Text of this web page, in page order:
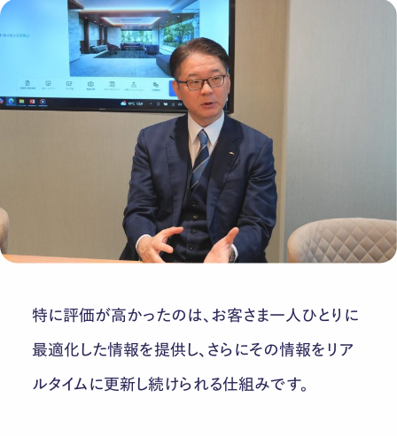
特に評価が高かったのは、お客さま一人ひとりに
最適化した情報を提供し、さらにその情報をリア
ルタイムに更新し続けられる仕組みです。